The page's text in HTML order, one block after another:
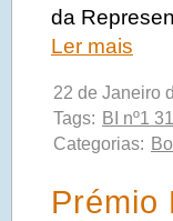
da
Ler mais
22 de Janeiro
Tags: BI nº1
Categorias:
Prémio